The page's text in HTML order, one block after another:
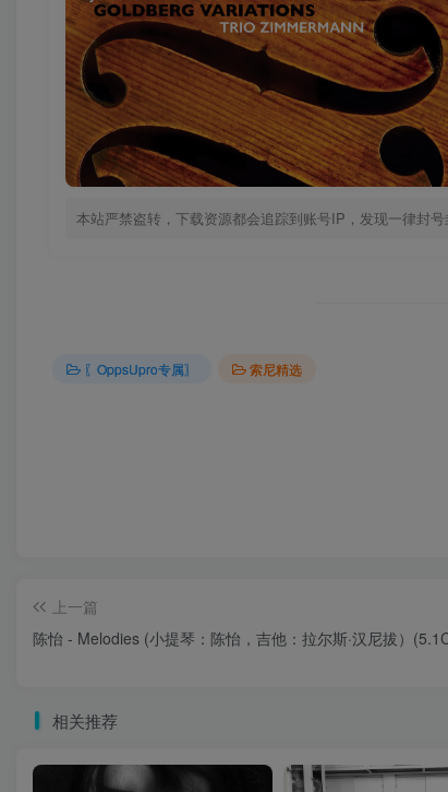
本站严禁盗转，下载资源都会追踪到账号IP，发现一律封
〖OppsUpro专属〗 索尼精选
上一篇
陈怡 - Melodies (小提琴：陈怡，吉他：拉尔斯·汉尼拔）
相关推荐